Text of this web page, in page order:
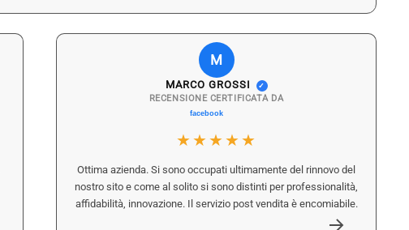
M
MARCO GROSSI ✓
RECENSIONE CERTIFICATA DA
★★★★★
Ottima azienda. Si sono occupati ultimamente del rinnovo del
nostro sito e come al solito si sono distinti per professionalità,
affidabilità, innovazione. Il servizio post vendita è encomiabile.